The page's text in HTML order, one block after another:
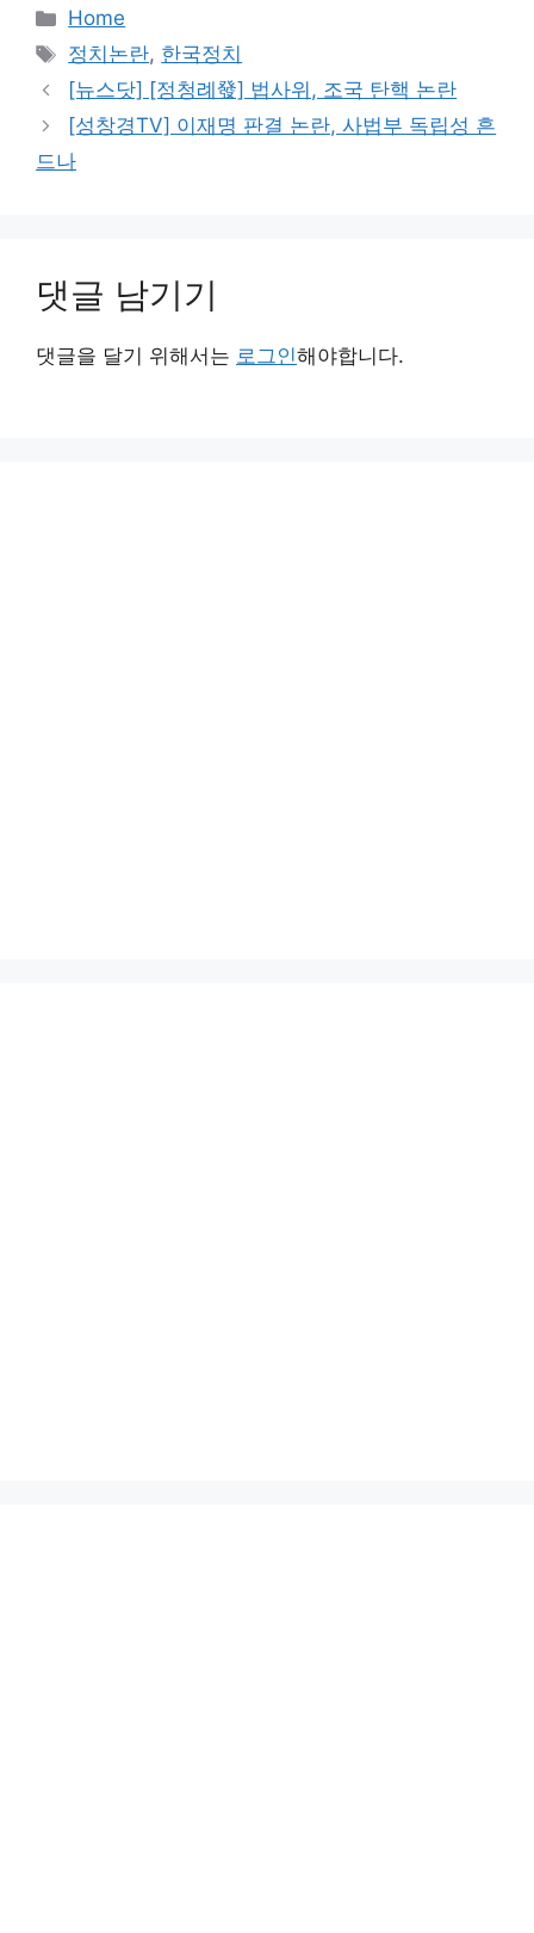
카
테
리
Home
태
그
정치논란, 한국정치
[뉴스닷] [정청례發] 법사위, 조국 탄핵 논란
[성창경TV] 이재명 판결 논란, 사법부 독립성 흔
드나
댓글 남기기
댓글을 달기 위해서는 로그인해야합니다.